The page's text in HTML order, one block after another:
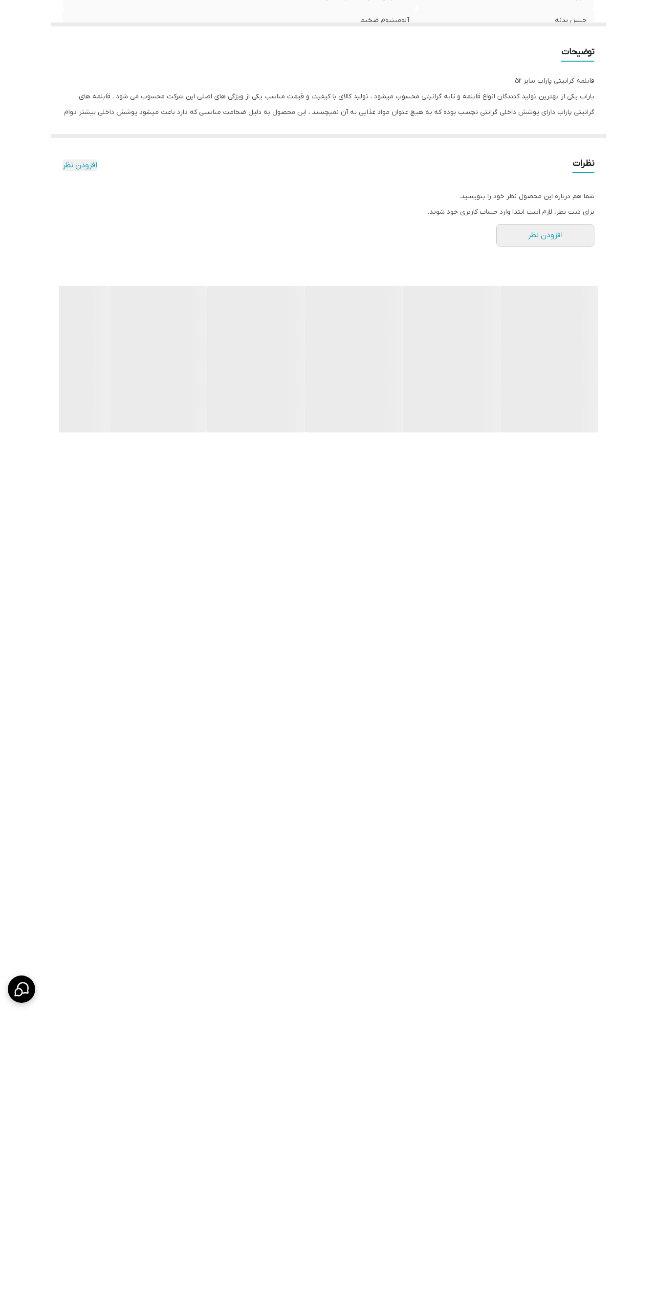
جنس بدنه آلومینیوم ضخیم
توضیحات
قابلمه گرانیتی پاراب سایز 52
پاراب یکی از بهترین تولید کنندگان انواع قابلمه و تابه گرانیتی محسوب میشود ، تولید کالای با کیفیت و قیمت مناسب یکی از ویژگی های اصلی این شرکت محسوب می شود ، قابلمه های
گرانیتی پاراب دارای پوشش داخلی گرانتی نچسب بوده که به هیچ عنوان مواد غذایی به آن نمیچسبد ، این محصول به دلیل ضخامت مناسبی که دارد باعث میشود پوشش داخلی بیشتر دوام
محصول را میتوانید از ما خریداری کرده و 2 کالا را باهم بطور تخفیف ویژه دریافت کنید.
نظرات افزودن نظر
شما هم درباره این محصول نظر خود را بنویسید.
برای ثبت نظر، لازم است ابتدا وارد حساب کاربری خود شوید.
افزودن نظر